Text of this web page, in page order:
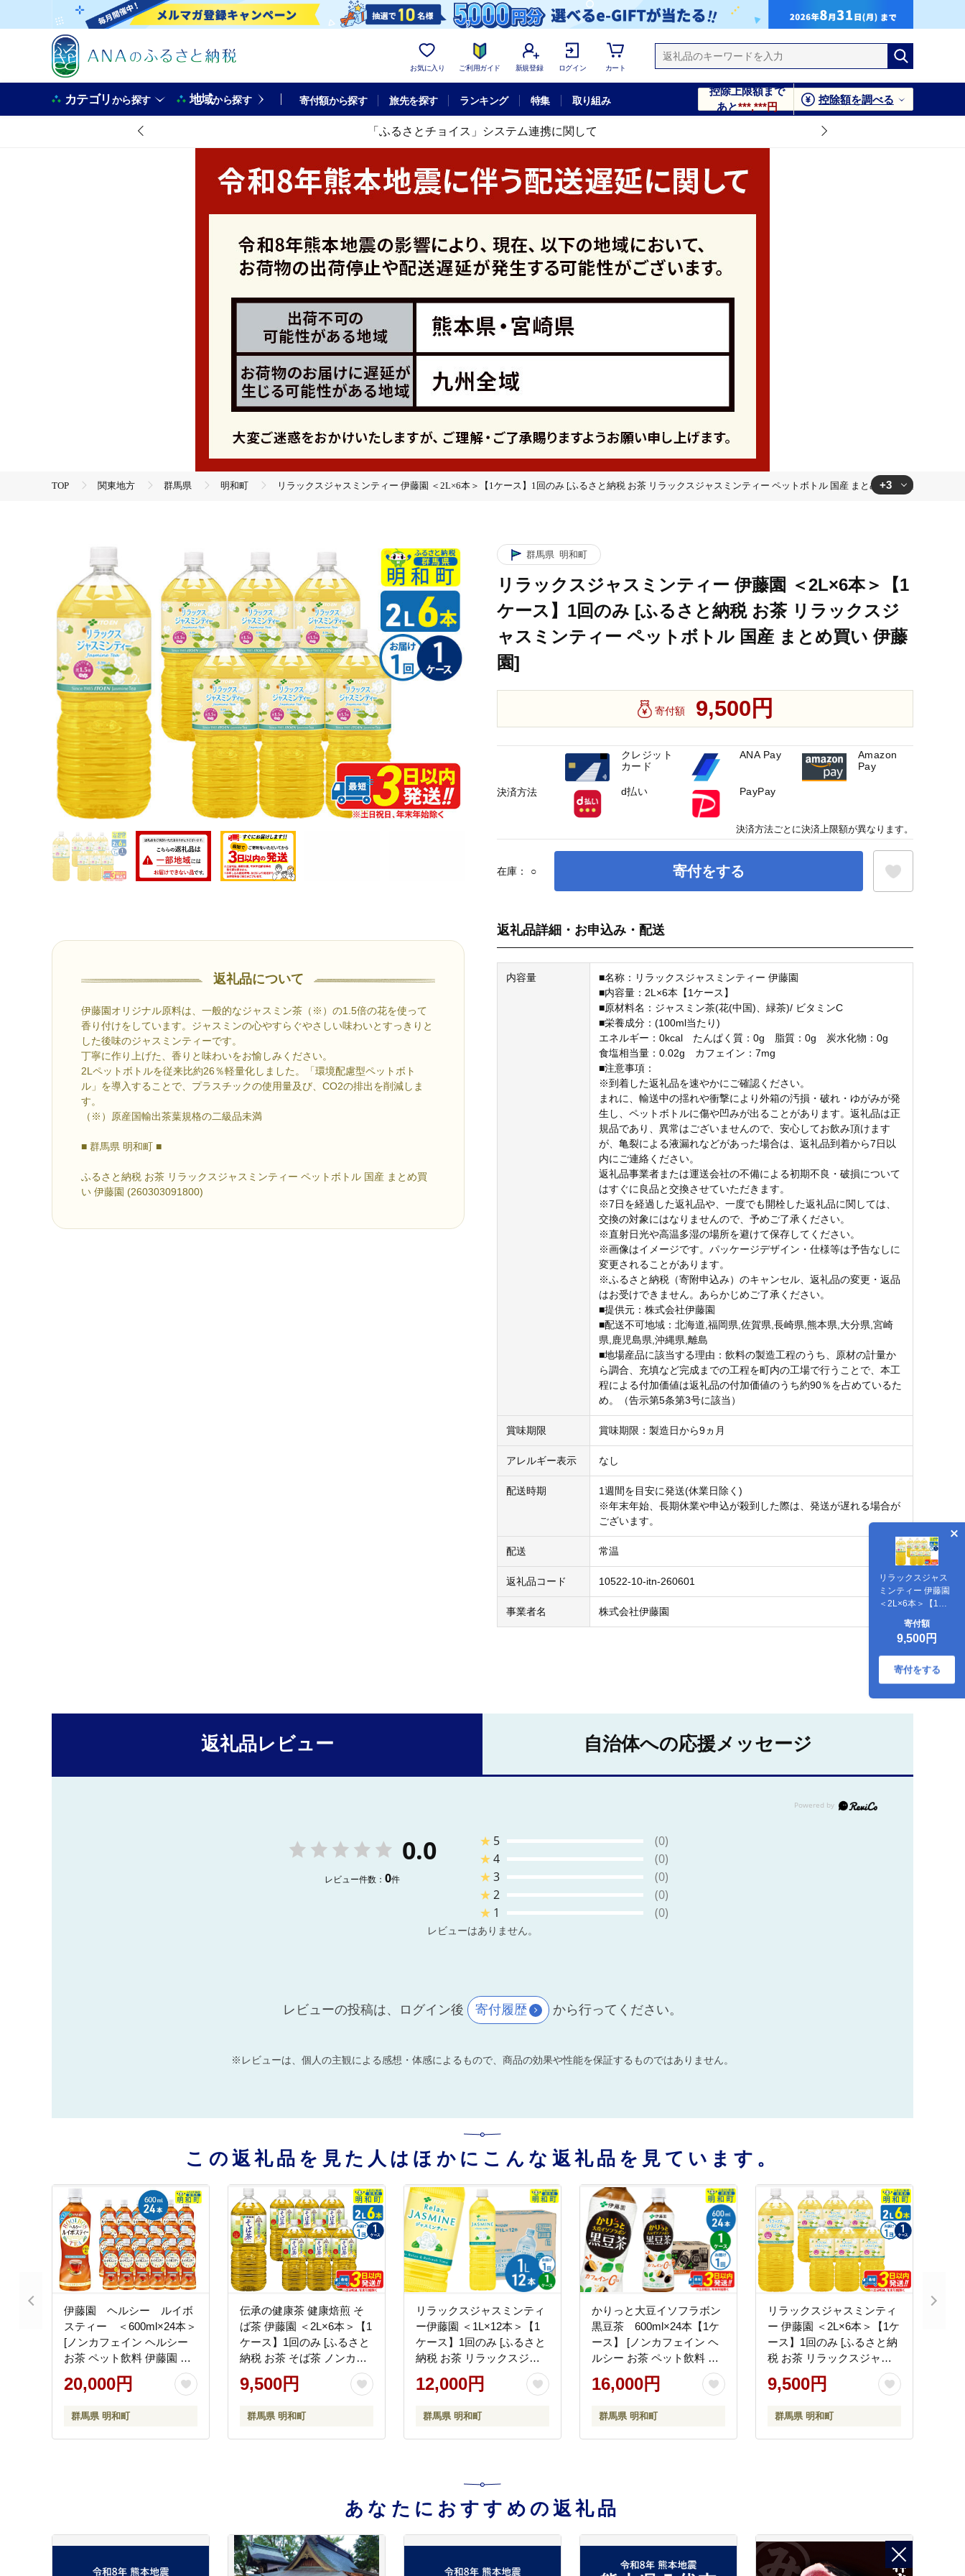
お気に入り ご利用ガイド 新規登録 ログイン カート
カテゴリから探す 地域から探す 寄付額から探す 旅先を探す ランキング 特集 取り組み
控除上限額まで
あと***,***円
控除額を調べる
「ふるさとチョイス」システム連携に関して
TOP 関東地方 群馬県 明和町
リラックスジャスミンティー 伊藤園 ＜2L×6本＞【1ケース】1回のみ [ふるさと納税 お茶 リラックスジャスミンティー ペットボトル 国産 まとめ買い 伊藤園]
リラックスジャスミンティー 伊藤園 ＜2L×6本＞【1ケース】1回のみ [ふるさと納税 お茶 リラックスジャスミンティー ペットボトル 国産 まとめ買い 伊藤園]
+3
返礼品について
伊藤園オリジナル原料は、一般的なジャスミン茶（※）の1.5倍の花を使って
香り付けをしています。ジャスミンの心やすらぐやさしい味わいとすっきりと
した後味のジャスミンティーです。
丁寧に作り上げた、香りと味わいをお愉しみください。
2Lペットボトルを従来比約26％軽量化しました。「環境配慮型ペットボト
ル」を導入することで、プラスチックの使用量及び、CO2の排出を削減しま
す。
（※）原産国輸出茶葉規格の二級品未満
■ 群馬県 明和町 ■
ふるさと納税 お茶 リラックスジャスミンティー ペットボトル 国産 まとめ買
い 伊藤園 (260303091800)
群馬県 明和町
リラックスジャスミンティー 伊藤園 ＜2L×6本＞【1
ケース】1回のみ [ふるさと納税 お茶 リラックスジ
ャスミンティー ペットボトル 国産 まとめ買い 伊藤
園]
寄付額 9,500円
在庫： ○ 寄付をする
リラックスジャス
ミンティー 伊藤園
＜2L×6本＞【1ケ
るさと納税 お茶 リ
ラックスジャスミ
ンティー ペットボ
トル 国産 まとめ買
い 伊藤園]
寄付額
9,500円
寄付をする
返礼品詳細・お申込み・配送
内容量
■名称：リラックスジャスミンティー 伊藤園
■内容量：2L×6本【1ケース】
■原材料名：ジャスミン茶(花(中国)、緑茶)/ ビタミンC
■栄養成分：(100ml当たり)
エネルギー：0kcal たんぱく質：0g 脂質：0g 炭水化物：0g
食塩相当量：0.02g カフェイン：7mg
■注意事項：
※到着した返礼品を速やかにご確認ください。
まれに、輸送中の揺れや衝撃により外箱の汚損・破れ・ゆがみが発
生し、ペットボトルに傷や凹みが出ることがあります。返礼品は正
規品であり、異常はございませんので、安心してお飲み頂けます
が、亀裂による液漏れなどがあった場合は、返礼品到着から7日以
内にご連絡ください。
返礼品事業者または運送会社の不備による初期不良・破損について
はすぐに良品と交換させていただきます。
※7日を経過した返礼品や、一度でも開栓した返礼品に関しては、
交換の対象にはなりませんので、予めご了承ください。
※直射日光や高温多湿の場所を避けて保存してください。
※画像はイメージです。パッケージデザイン・仕様等は予告なしに
変更されることがあります。
※ふるさと納税（寄附申込み）のキャンセル、返礼品の変更・返品
はお受けできません。あらかじめご了承ください。
■提供元：株式会社伊藤園
■配送不可地域：北海道,福岡県,佐賀県,長崎県,熊本県,大分県,宮崎
県,鹿児島県,沖縄県,離島
■地場産品に該当する理由：飲料の製造工程のうち、原材の計量か
ら調合、充填など完成までの工程を町内の工場で行うことで、本工
程による付加価値は返礼品の付加価値のうち約90％を占めているた
め。（告示第5条第3号に該当）
賞味期限 賞味期限：製造日から9ヵ月
アレルギー表示 なし
配送時期
1週間を目安に発送(休業日除く)
※年末年始、長期休業や申込が殺到した際は、発送が遅れる場合が
ございます。
配送 常温
返礼品コード 10522-10-itn-260601
事業者名 株式会社伊藤園
決済方法
クレジット
カード
ANA Pay
Amazon
Pay
d払い PayPay
決済方法ごとに決済上限額が異なります。
返礼品レビュー 自治体への応援メッセージ
0.0
レビュー件数： 0件
★ 5
(0)
★4
(0)
★3
(0)
★2
(0)
★ 1 (0)
レビューはありません。
レビューの投稿は、ログイン後 寄付履歴 から行ってください。
※レビューは、個人の主観による感想・体感によるもので、商品の効果や性能を保証するものではありません。
この返礼品を見た人はほかにこんな返礼品を見ています。
伊藤園 ヘルシー ルイボ
スティー ＜600ml×24本＞
[ノンカフェイン ヘルシー
お茶 ペット飲料 伊藤園 ま
とめ買い 箱買い]
20,000円
群馬県 明和町
伝承の健康茶 健康焙煎 そ
ば茶 伊藤園 ＜2L×6本＞【1
ケース】1回のみ [ふるさと
納税 お茶 そば茶 ノンカフ
ェイン ペットボトル 国産
まとめ買い 伊藤園]
9,500円
群馬県 明和町
リラックスジャスミンティ
ー伊藤園 ＜1L×12本＞【1
ケース】1回のみ [ふるさと
納税 お茶 リラックスジャ
スミンティー ペットボトル
国産 伊藤園]
12,000円
群馬県 明和町
かりっと大豆イソフラボン
黒豆茶 600ml×24本【1ケ
ース】 [ノンカフェイン ヘ
ルシー お茶 ペット飲料 伊
藤園 まとめ買い 箱買い]
16,000円
群馬県 明和町
リラックスジャスミンティ
ー 伊藤園 ＜2L×6本＞【1ケ
ース】1回のみ [ふるさと納
税 お茶 リラックスジャス
ミンティー ペットボトル
国産 まとめ買い 伊藤園]
9,500円
群馬県 明和町
あなたにおすすめの返礼品